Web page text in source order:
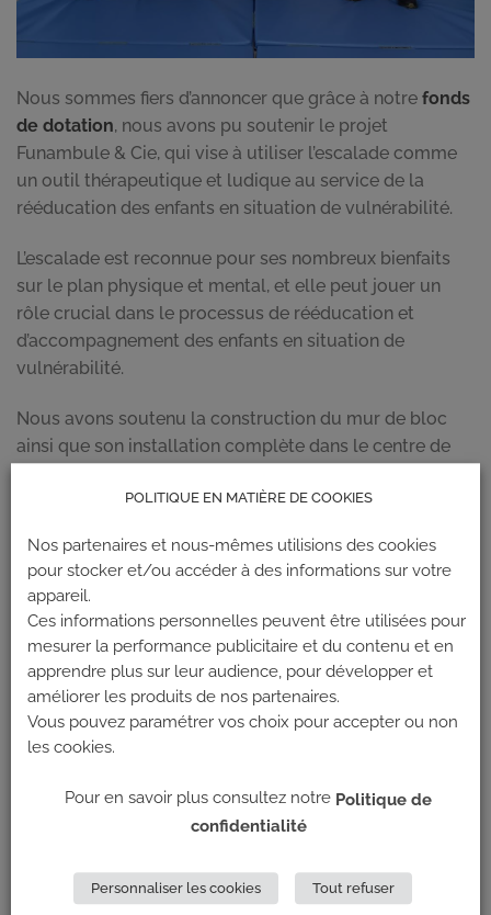
Nous sommes fiers d’annoncer que grâce à notre fonds
de dotation, nous avons pu soutenir le projet
Funambule & Cie, qui vise à utiliser l’escalade comme
un outil thérapeutique et ludique au service de la
rééducation des enfants en situation de vulnérabilité.
L’escalade est reconnue pour ses nombreux bienfaits
sur le plan physique et mental, et elle peut jouer un
rôle crucial dans le processus de rééducation et
d’accompagnement des enfants en situation de
vulnérabilité.
Nous avons soutenu la construction du mur de bloc
ainsi que son installation complète dans le centre de
espace sécurisé où ils peuvent développer leur force,
bénéficiant d’une prise en charge pluridisciplinaire
comprenant des professionnels de la kinésithérapie, de
l’orthophonie, de la psychomotricité, de la
neuropsychologie et des services infirmiers.
Nous sommes heureux d’annoncer que la structure de
soin et d’accompagnement psycho-moteur Funambule
& Cie a installé son petit mur d’escalade, offrant ainsi
cette activité thérapeutique.
ce projet dans son intégralité et nous sommes
convaincus que cet espace d’escalade thérapeutique
POLITIQUE EN MATIÈRE DE COOKIES
Nos partenaires et nous-mêmes utilisions des cookies
pour stocker et/ou accéder à des informations sur votre
appareil.
Ces informations personnelles peuvent être utilisées pour
mesurer la performance publicitaire et du contenu et en
apprendre plus sur leur audience, pour développer et
améliorer les produits de nos partenaires.
Vous pouvez paramétrer vos choix pour accepter ou non
les cookies.
Pour en savoir plus consultez notre Politique de
confidentialité
Personnaliser les cookies Tout refuser